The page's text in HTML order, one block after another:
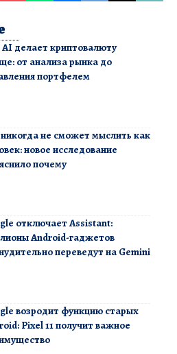
делает криптовалюту
от анализа рынка до
портфелем
не сможет мыслить как
новое исследование
почему
отключает Assistant:
Android-гаджетов
переведут на Gemini
возродит функцию старых
Pixel 11 получит важное